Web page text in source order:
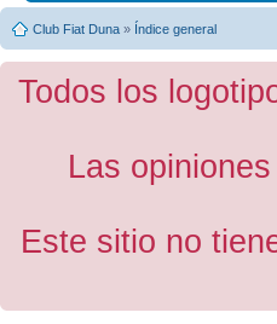
Club Fiat Duna » Índice general
Todos los
Las
Este sitio no